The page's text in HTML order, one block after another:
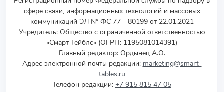
сфере связи, информационных технологий и массовых
коммуникаций ЭЛ № ФС 77 - 80199 от 22.01.2021
Учредитель: Общество с ограниченной ответственностью
«Смарт Тейблс» (ОГРН: 1195081014391)
Главный редактор: Ордынец А.О.
Адрес электронной почты редакции: marketing@smart-
tables.ru
Телефон редакции: +7 915 815 47 05